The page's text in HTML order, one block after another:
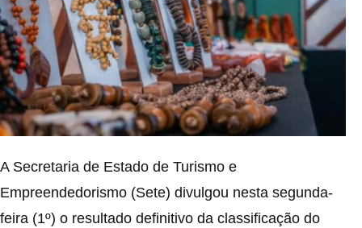
A Secretaria de Estado de Turismo e
Empreendedorismo (Sete) divulgou nesta segunda-
feira (1º) o resultado definitivo da classificação do